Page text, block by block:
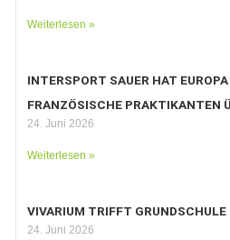
Weiterlesen »
INTERSPORT SAUER HAT
FRANZÖSISCHE PRAKTIKANTEN
24. Juni 2026
Weiterlesen »
VIVARIUM TRIFFT
24. Juni 2026